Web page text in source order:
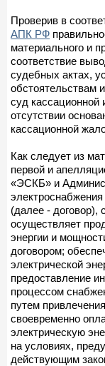
Проверив в
АПК РФ
материального и
соответствие
судебных актах,
обстоятельствам
суд кассационной
отсутствии
кассационной
Как следует из
первой и
«ЭСКБ» и
(далее - договор),
осуществляет
энергии и
договором;
электрической
предоставление
процессом
путем
своевременно
электрическую
на условиях,
действующим